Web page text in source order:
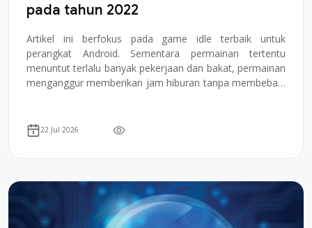
pada tahun 2022
Artikel ini berfokus pada game idle terbaik untuk
perangkat Android. Sementara permainan tertentu
menuntut terlalu banyak pekerjaan dan bakat, permainan
menganggur memberikan jam hiburan tanpa membebani
22 Jul 2026